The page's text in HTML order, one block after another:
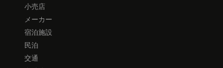
小売店
メーカー
宿泊施設
民泊
交通